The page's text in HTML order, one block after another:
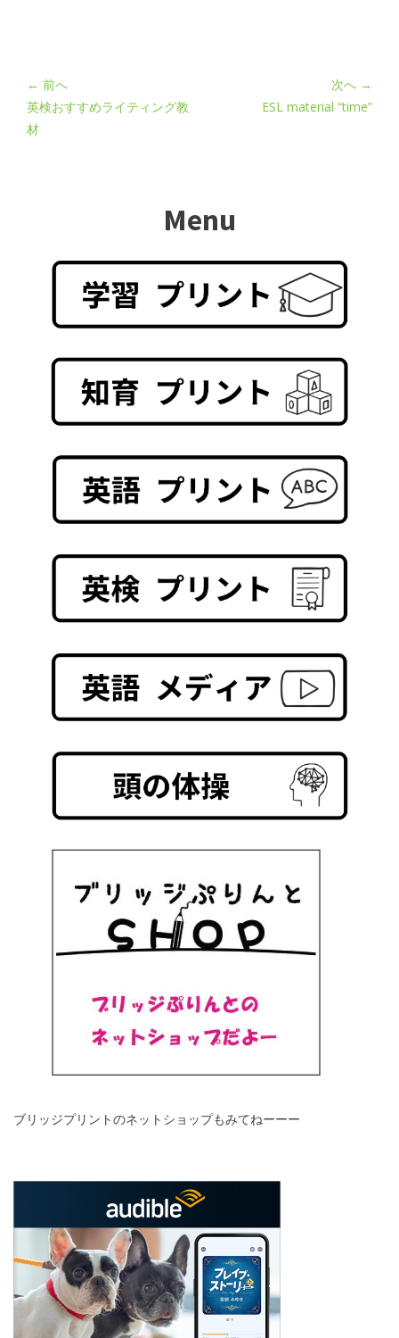
← 前へ
英検おすすめライティング教
材
次へ →
ESL material “time”
Menu
ブリッジプリントのネットショップもみてねーーー